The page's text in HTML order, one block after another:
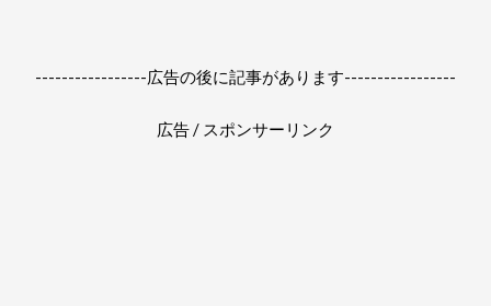
-----------------広告の後に記事があります-----------------
広告 / スポンサーリンク